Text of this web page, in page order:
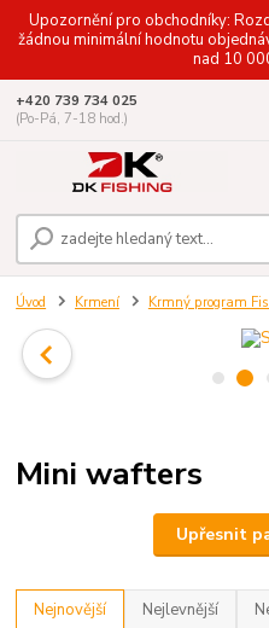
Upozornění pro obchodníky:
žádnou minimální hodnotu
nad 10
+420 739 734 025
(Po-Pá, 7-18 hod.)
Úvod Krmení Krmný program
Mini wafters
Upřesnit
Nejnovější Nejlevnější